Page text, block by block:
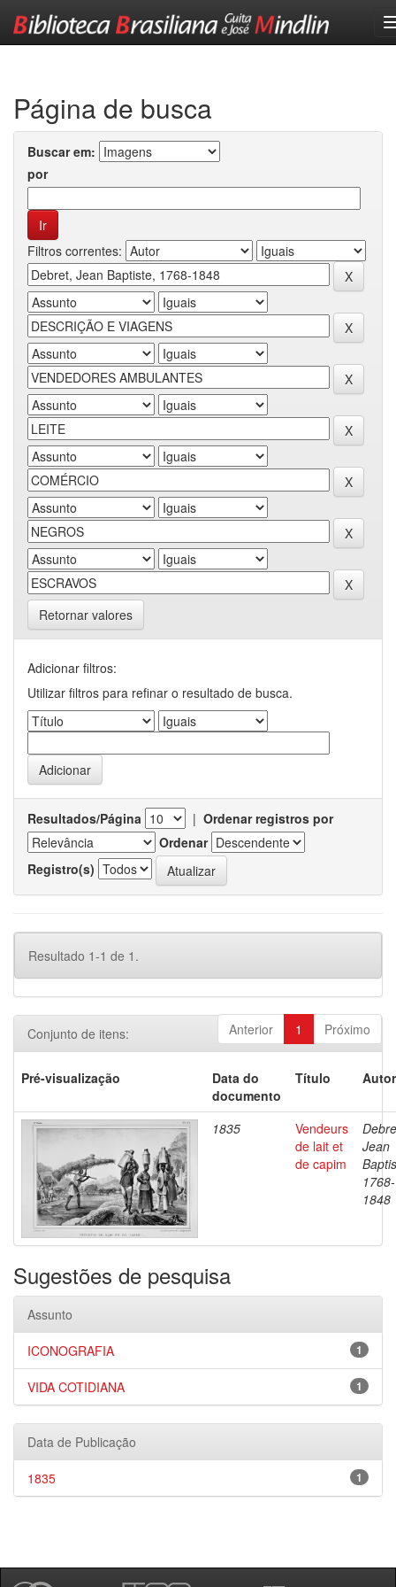
Página de busca
Buscar em:
por
Filtros correntes:
Retornar valores
Adicionar filtros:
Utilizar filtros para refinar o resultado de busca.
Resultados/Página | Ordenar registros por
Ordenar
Registro(s)
Resultado 1-1 de 1.
Anterior 1 Próximo
Conjunto de itens:
Pré-visualização
Data do
documento
Título
1835
Vendeurs
de lait et
de capim
Jean
1768-
1848
Sugestões de pesquisa
Assunto
1
ICONOGRAFIA
1
VIDA COTIDIANA
Data de Publicação
1
1835